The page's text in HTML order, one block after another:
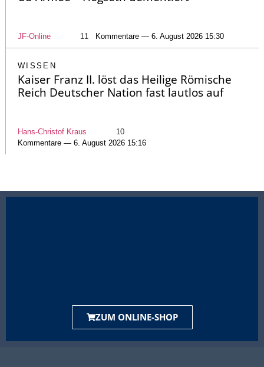
JF-Online 11 Kommentare — 6. August 2026 15:30
WISSEN
Kaiser Franz II. löst das Heilige Römische
Reich Deutscher Nation fast lautlos auf
Hans-Christof Kraus
10
Kommentare — 6. August 2026 15:16
ZUM ONLINE-SHOP